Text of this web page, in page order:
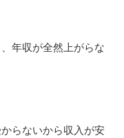
年収が全然上がらな
らないから収入が安